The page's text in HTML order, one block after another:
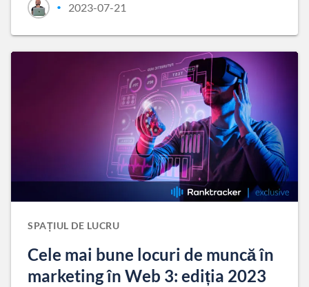
• 2023-07-21
SPAȚIUL DE LUCRU
Cele mai bune locuri de muncă în
marketing în Web 3: ediția 2023